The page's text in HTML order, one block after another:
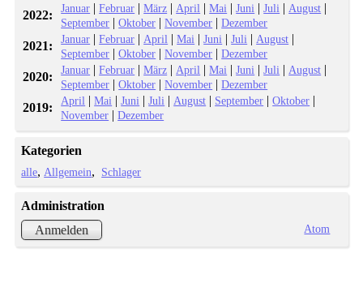
2022: Januar |Februar |März | April |Mai |Juni |Juli | August |
September |Oktober |November |Dezember
2021: Januar |Februar | April |Mai |Juni |Juli | August |
September |Oktober |November |Dezember
2020: Januar |Februar |März | April |Mai |Juni |Juli | August |
September |Oktober |November |Dezember
2019: April |Mai |Juni |Juli | August | September |Oktober |
November |Dezember
Kategorien
alle Allgemein Schlager
Administration
Anmelden
Atom